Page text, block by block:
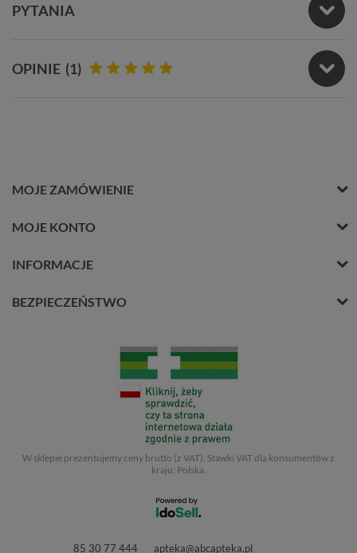
PYTANIA
OPINIE (1)
MOJE ZAMÓWIENIE
MOJE KONTO
INFORMACJE
BEZPIECZEŃSTWO
W sklepie prezentujemy ceny brutto (z VAT). Stawki VAT dla konsumentów z
kraju: Polska
85 30 77 444 apteka@abcapteka.pl